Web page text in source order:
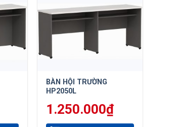
BÀN HỘI TRƯỜNG
HP2050L
1.250.000₫